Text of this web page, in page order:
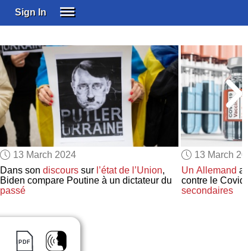
Sign In
SUBSCRIBE
EDUCATIONAL LICENSES
GIFT CARDS
OTHER LANGUAGES
ABOUT US
ALEXA
ADJUST COLORS
13 March 2024
Dans son discourssur l’état de l’Union,
Biden compare Poutine à un dictateur du
passé
13 March
Un Allemand a
contre le
secondaires